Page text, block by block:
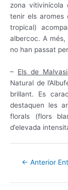
zona vitivinícola
tenir els aromes
tropical)
albercoc. A més,
no han passat per
– Els de
Natural de
brillant. Es
destaquen
les
florals
(flors
d’elevada
← Anterior